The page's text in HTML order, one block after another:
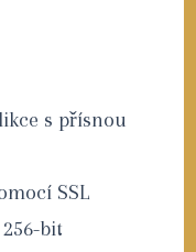
s přísnou
SSL
bit